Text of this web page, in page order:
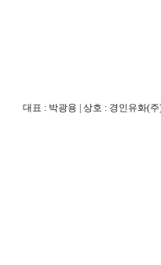
대표 : 박광용 | 상호 : 경인유화(주